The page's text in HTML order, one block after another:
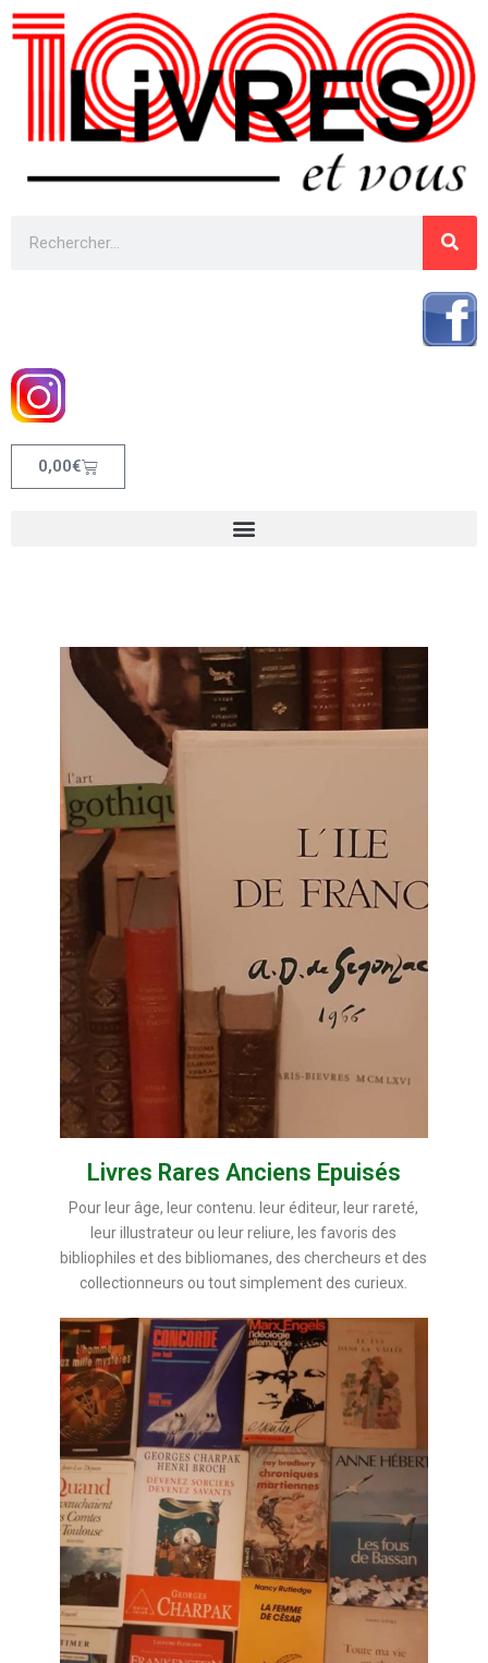
0,00€
Livres Rares Anciens Epuisés
Pour leur âge, leur contenu. leur éditeur, leur rareté,
leur illustrateur ou leur reliure, les favoris des
bibliophiles et des bibliomanes, des chercheurs et des
collectionneurs ou tout simplement des curieux.